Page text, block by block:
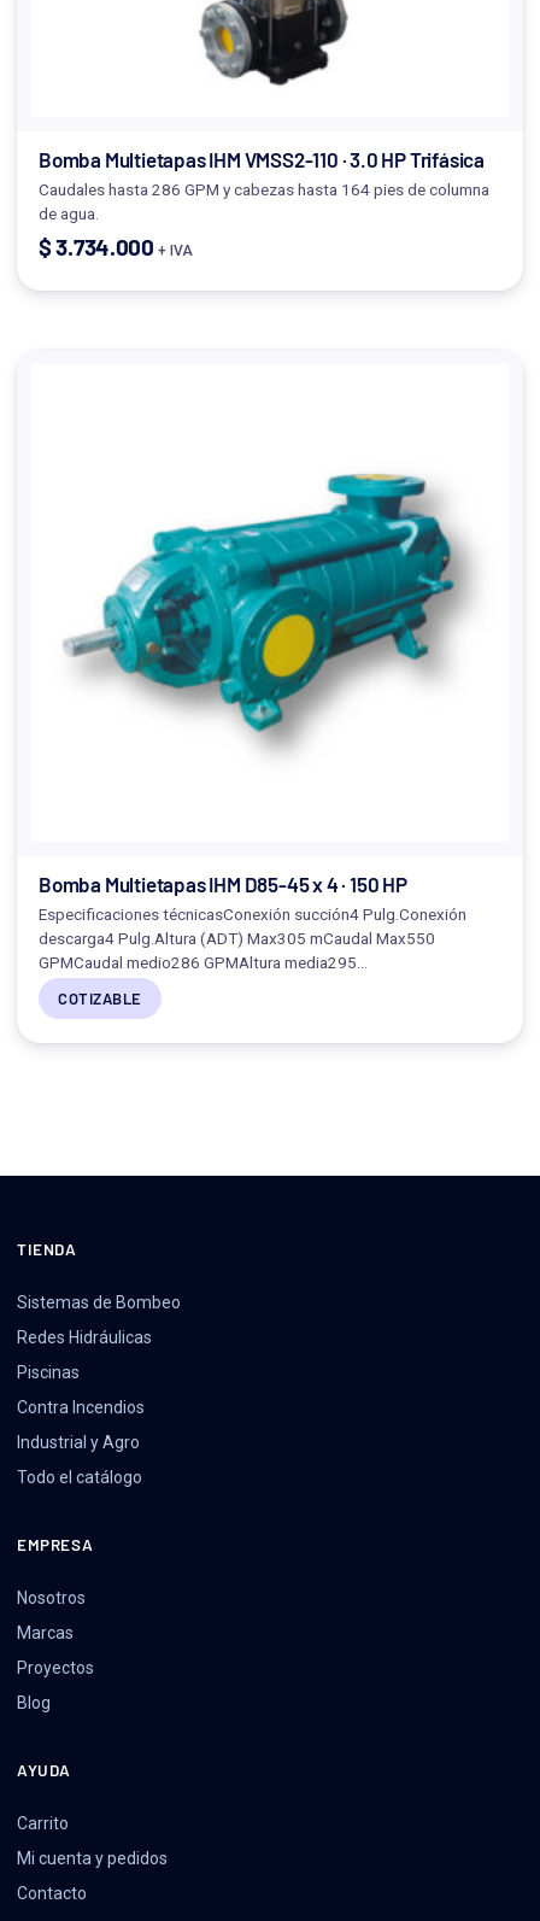
Bomba Multietapas IHM VMSS2-110 · 3.0 HP Trifásica
Caudales hasta 286 GPM y cabezas hasta 164 pies de columna
de agua.
$3.734.000 + IVA
Bomba Multietapas IHM D85-45 x 4 · 150 HP
Especificaciones técnicasConexión succión4 Pulg.Conexión
descarga4 Pulg.Altura (ADT) Max305 mCaudal Max550
GPMCaudal medio286 GPMAltura media295…
COTIZABLE
TIENDA
Sistemas de Bombeo
Redes Hidráulicas
Piscinas
Contra Incendios
Industrial y Agro
Todo el catálogo
EMPRESA
Nosotros
Marcas
Proyectos
Blog
AYUDA
Carrito
Mi cuenta y pedidos
Contacto